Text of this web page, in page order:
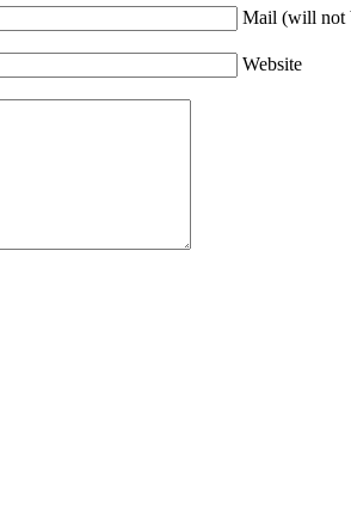
Mail (will not
Website